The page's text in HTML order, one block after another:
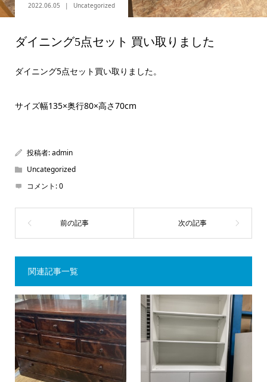
2022.06.05 Uncategorized
ダイニング5点セット 買い取りました
ダイニング5点セット買い取りました。
サイズ幅135×奥行80×高さ70cm
投稿者:admin
Uncategorized
コメント:0
関連記事一覧